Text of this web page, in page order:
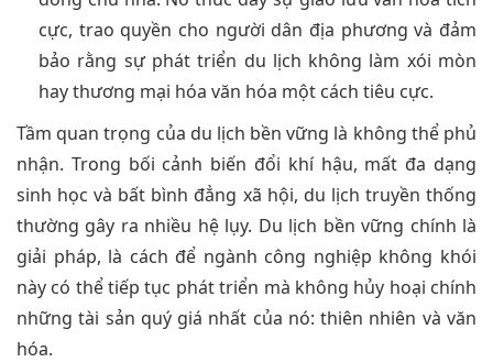
cực, trao quyền cho người dân địa phương và đảm
bảo rằng sự phát triển du lịch không làm xói mòn
hay thương mại hóa văn hóa một cách tiêu cực.
Tầm quan trọng của du lịch bền vững là không thể phủ
nhận. Trong bối cảnh biến đổi khí hậu, mất đa dạng
sinh học và bất bình đẳng xã hội, du lịch truyền thống
thường gây ra nhiều hệ lụy. Du lịch bền vững chính là
giải pháp, là cách để ngành công nghiệp không khói
này có thể tiếp tục phát triển mà không hủy hoại chính
những tài sản quý giá nhất của nó: thiên nhiên và văn
hóa.